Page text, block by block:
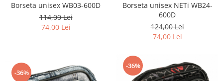
Borseta unisex WB03-600D
114,00 Lei
74,00 Lei
Borseta unisex NETi WB24-
600D
124,00 Lei
74,00 Lei
-36%
-36%